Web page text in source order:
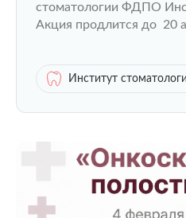
стоматологии ФДПО
Акция продлится до 20
Институт